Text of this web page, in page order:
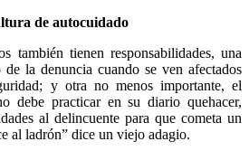
de autocuidado
también tienen responsabilidades, una
la denuncia cuando se ven afectados
y otra no menos importante, el
debe practicar en su diario quehacer,
al delincuente para que cometa un
al ladrón” dice un viejo adagio.